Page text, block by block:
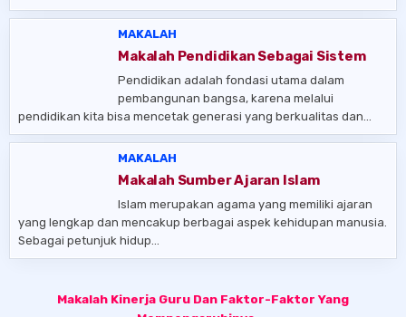
MAKALAH
Makalah Pendidikan Sebagai Sistem
Pendidikan adalah fondasi utama dalam
pembangunan bangsa, karena melalui
pendidikan kita bisa mencetak generasi yang berkualitas dan…
MAKALAH
Makalah Sumber Ajaran Islam
Islam merupakan agama yang memiliki ajaran
yang lengkap dan mencakup berbagai aspek kehidupan manusia.
Sebagai petunjuk hidup…
Makalah Kinerja Guru Dan Faktor-Faktor Yang